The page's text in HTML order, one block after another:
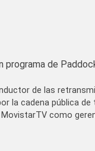
programa de
de las
la cadena pública
como